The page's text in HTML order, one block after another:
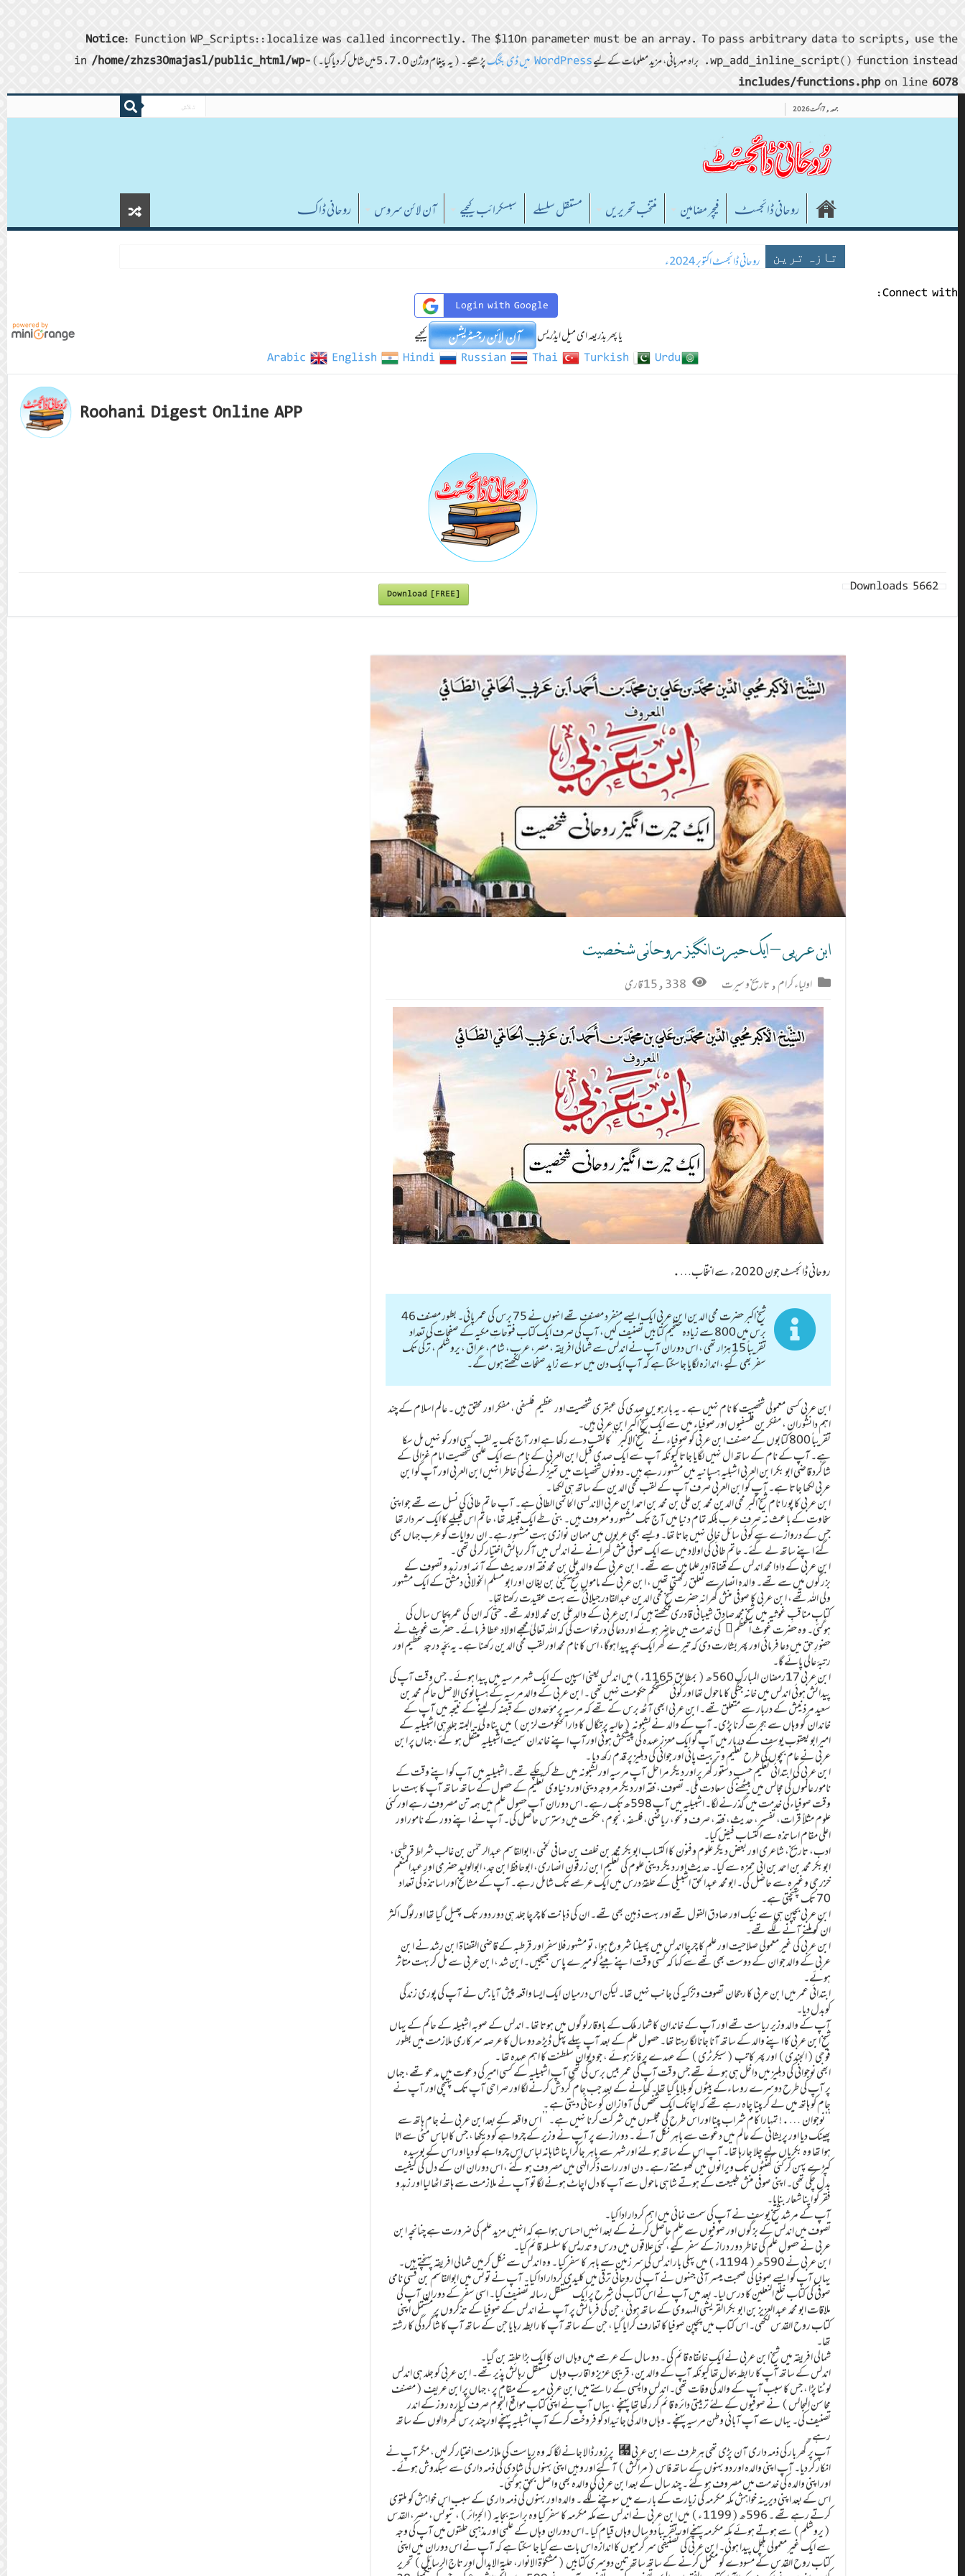
Notice: Function WP_Scripts::localize was called incorrectly. The $l10n parameter must be an array. To pass arbitrary data to scripts, use the
wp_add_inline_script() function instead. براہ مہربانی، مزید معلومات کے لیے
WordPress میں ڈی بگنگ پڑھیے۔ (یہ پیغام ورژن 5.7.0 میں شامل کر دیا گیا۔) in
/home/zhzs30majasl/public_html/wp-
includes/functions.phpon line 6078
جمعہ , 7 اگست 2026
روحانی ڈائجسٹـ فیچر مضامین منتخب تحریریں مستقل سلسلے سبسکرائب کیجیے آن لائن سروس روحانی ڈاکـ
تازہ ترین روحانی ڈائجسٹ اکتوبر 2024ء
روحانی ڈائجسٹ ستمبر 2024ء
Connect with:
Login with Google
یا پھر بذریعہ ای میل ایڈریس
کیجیے
Arabic
English Hindi Russian Thai Turkish Urdu
Roohani Digest Online APP
Download [FREE] 5662
Downloads
ابن عربی – ایک حیرت انگیز روحانی شخصیت
اولیاء کرام,تاریخ و سیرت 15,338 قاری
روحانی ڈائجسٹ جون 2020ء سے انتخاب….
شیخ اکبر حضرت محی الدین ابن عربی ایک ایسے منفرد مصنف تھے انہوں نے 75 برس کی عمر پائی۔ بطور مصنف 46
برس میں 800 سے زیادہ ضخیم کتابیں تصنیف کیں، آپ کی صرف ایک کتاب فتوحاتِ مکیہ کے صفحات کی تعداد
تقریباً 15 ہزار تھی ، اس دوران آپ نے اندلس سے شمالی افریقہ ، مصر، عرب، شام، عراق ، یروشلم ، ترکی تک
سفر بھی کیے، اندازہ لگایا جاسکتا ہے کہ آپ ایک دن میں سو سے زاید صفحات لکھتے ہوں گے۔
ابن عربی کسی معمولی شخصیت کا نام نہیں ہے ۔ یہ بارہویں صدی کی عبقری شخصیت اور عظیم فلسفی ، مفکر اور محقق ہیں ۔ عالم اسلام کے چند
اہم دانشوران، مفکرین فلسفیوں اور صوفیاء میں سے ایک شیخ ِاکبر ابن عربی ہیں۔
تقریباً 800 کتابوں کے مصنف ابن عربی کو صوفیاء نے ‘‘شیخ الاکبر ’’ کا لقب دے رکھا ہے اور آج تک یہ لقب کسی اور کو نہیں مل سکا
ہے۔ آپ کے نام کے ساتھ ال نہیں لگایا جاتا کیونکہ آپ سے ایک صدی قبل ابن العربی کے نام سے ایک علمی شخصیت امام غزالی کے
شاگرد قاضی ابو بکر ابن العربی اشبلیہ ہسپانیہ میں مشہور رہے ہیں۔ دونوں شخصیات میں تمیز کرنے کی خاطر انہیں ابن العربی اور آپ کو ابنِ
عربی لکھا جاتا ہے۔ آپ کو ابن العربی صرف آپ کے لقب محی الدین کے ساتھ ہی لکھا ۔
ابن عربی کا پورا نام شیخ اکبر محی الدین محمد بن علی بن محمد بن احمد ابن عربی الاندلسی الحاتمی الطائی ہے۔ آپ حاتم طائی کی نسل سے تھے جو اپنی
سخاوت کے باعث نہ صرف عرب بلکہ تمام دنیا میں آج تک مشہور و معروف ہیں۔ بنی طے ایک قبیلہ تھا، حاتم اس قبیلے کا ایک سردار تھا
جس کے دروازے سے کوئی سائل خالی نہیں جاتا تھا۔ ویسے بھی عربوں میں مہمان نوازی بہت مشہور ہے۔ ان روایات کو عرب جہاں بھی
گئے اپنے ساتھ لے گئے۔ حاتم طائی کی اولاد میں سے ایک صوفی منش گھرانے نے اندلس میں آکر رہائش اختیار کر لی تھی ۔
ابن عربی کے دادا محمد اندلس کے قضاۃ اور علما میں سے تھے۔ ابن عربی کے والد علی بن محمد فقہ اور حدیث کے آئمہ اور زہد و تصوف کے
بزرگوں میں سے تھے۔ والدہ انصار سے تعلق رکھتی تھیں ، ابن عربی کے ماموں شیخ یحییٰ بن یغان اور ابو مسلم الخولانی دمشق کے ایک مشہور
ولی اللہ تھے، ابن عربی کا صوفی منش گھرانہ حضرت شیخ محی الدین عبدالقادر جیلانی ؒ سے بہت عقیدت رکھتا تھا۔
کتابِِ مناقبِ غوثیہ میں شیخ محمد صادق شیبانی قادری لکھتے ہیں کہ ابن عربی کے والد علی بن محمد لاولد تھے۔ حتّٰی کہ ان کی عمر پچاس سال کی
ہوگئی۔ وہ حضرت غوث اعظم﷜ کی خدمت میں حاضر ہوئے اور دعا کی درخواست کی کہ اللہ تعالیٰ مجھے اولاد عطا فرمائے۔ حضرت غوث نے
حضورِ حق میں دعا فرمائی اور پھر بشارت دی کہ تیرے گھر ایک بچہ پیدا ہوگا، اس کا نام محمد اور لقب محی الدین رکھنا ہے۔ یہ بچّہ درجۂ عظیم اور
رتبۂ عالی پائے گا۔
ابن عربی 17رمضان المبارک 560ھ ( بمطابق 1165ء)میں اندلس یعنی اسپین کے ایک شہر مرسیہ میں پیدا ہوئے۔ جس وقت آپ کی
پیدائش ہوئی اندلس میں خانہ جنگی کا ماحول تھا اور کوئی مستحکم حکومت نہیں تھی ۔ ابن عربی کے والد مرسیہ کے ہسپانوی الاصل حاکم محمد بن
سعید مرذنیش کے دربار سے متعلق تھے۔ ابن عربی ابھی آٹھ برس کے تھے کہ مرسیہ پر مؤحدون کے قبضہ کرلینے کے نتیجہ میں آپ کے
خاندان کو وہاں سے ہجرت کرنا پڑی۔ آپ کے والد نے لشبونہ (حالیہ پرتگال کا دار الحکومت لزبن) میں پناہ لی۔ البتہ جلد ہی اشبیلیہ کے
امیرابو یعقوب یوسف کے دربار میں آپ کو ایک معزز عہدہ کی پیشکش ہوئی اورآپ اپنے خاندان سمیت اشبیلیہ منتقل ہو گئے ، جہاں پر ابن
عربی نے عام بچوں کی طرح تعلیم و تربیت پائی اور جوانی کی دہلیز پر قدم رکھ دیا ۔
ابن عربی کی ابتدائی تعلیم حسب دستور گھر پر اور دیگر مراحل آپ مرسیہ اور لشبونہ میں طے کر چکے تھے۔ اشبیلیہ میں آپ کو اپنے وقت کے
نامور عالموں کی مجالس میں بیٹھنے کی سعادت ملی۔ تصوف، فقہ اور دیگر مروجہ دینی اور دنیاوی تعلیم کے حصول کے ساتھ ساتھ آپ کا بہت سا
وقت صوفیاءکی خدمت میں گذرنے لگا۔ اشبیلیہ میں آپ 598ھ تک رہے۔ اس دوران آپ حصول علم میں ہمہ تن مصروف رہے اور کئی
علوم مثلاً قرات، تفسیر، حدیث، فقہ، صرف و نحو، ریاضی، فلسفہ، نجوم، حکمت میں دسترس حاصل کی۔ آپ نے اپنے دور کے نامور اور
اعلی مقام اساتذہ سے اکتساب فیض کیا۔
ادب، تاریخ، شاعری اور بعض دیگر علوم وفنون کا اکتساب ابوبکر محمد بن خلف بن صافی لخمی، ابوالقاسم عبدالرحمٰن بن غالب شراط قرطبی،
ابوبکر محمد بن احمد بن ابی حمزہ سے کیا۔ حدیث اور دیگر دینی علوم کی تعلیم ابن زرقون انصاری، ابوحافظ ابن جد، ابوالولید حضرمی اور عبدالمنعم
خزرجی وغیرہ سے حاصل کی۔ ابومحمد عبدالحق اشبیلی کے حلقۂ درس میں ایک عرصے تک شامل رہے۔ آپ کے مشائخ اور اساتذہ کی تعداد
70 تک پہنچتی ہے۔
ابن عربی بچپن ہی سے نیک اور صادق القول تھے اور بہت ذہین بھی تھے۔ ان کی ذہانت کا چرچا جلد ہی دور دور تک پھیل گیا تھا اور لوگ اکثر
ان کو ملنے آنے لگے تھے۔
ابن عربی کی غیر معمولی صلاحیت اور علم کا چرچا اندلس میں پھیلنا شروع ہوا، تو مشہور فلاسفر اور قرطبہ کے قاضی القضاۃ ابن رشد نے ابن
عربی کے والد جو ان کے دوست بھی تھےسے کہا کہ کسی وقت اپنے بیٹے کو میرے پاس بھیجیں۔ ابن شد ، ابن عربی سے مل کر بہت متاثر
ہوئے۔
ابتدائی عمر میں ابن عربی کا رجحان تصوف وتزکیہ کی جانب نہیں تھا۔ لیکن اس درمیان ایک ایسا واقعہ پیش آیا جس نے آپ کی پوری زندگی
کوبدل دیا۔
آپ کے والد وزیر ریاست تھے اور آپ کے خاندان کا شمار ملک کے باوقار لوگوں میں ہوتا تھا ۔ اندلس کے صوبہ اشبیلہ کے حاکم کے یہاں
شیخ ابن عربی کا اپنے والد کے ساتھ آنا جانا لگا رہتا تھا۔ حصول علم کے بعد آپ پہلے پہل ڈیڑھ دو سال کا عرصہ سرکاری ملازمت میں بطور
فوجی (الجندی) اور پھر کاتب (سیکرٹری) کے عہدے پر فائز ہوئے ، جو دیوان سلطنت کا اہم عہدہ تھا ۔
ابھی نوجوانی کی دہلیز میں داخل ہی ہوئے تھے جس وقت آپ کی عمر بیس برس کی تھی آپ اشبیلیہ کے کسی امیر کی دعوت میں مدعو تھے، جہاں
پر آپ کی طرح دوسرے روساءکے بیٹوں کو بلایا گیا تھا۔ کھانے کے بعد جب جام گردش کرنے لگا اور صراحی آپ تک پہنچی اور آپ نے
جام کو ہاتھ میں لے کر پینا چاہ رہے تھے کہ اچانک ایک شخص کی آواز ان کو سنائی دیتی ہے ۔
‘‘نوجوان ….! تمہارا کام شراب پینا اور اس طرح کی مجلسوں میں شرکت کرنا نہیں ہے۔ ’’ اس واقعہ کے بعد ابن عربی نے جام ہاتھ سے
پھینک دیا اور پریشانی کے عالم میں دعوت سے باہر نکل آئے ۔ دورازے پر آپ نے وزیر کے چرواہے کو دیکھا ، جس کا لباس مٹی سے اٹا
ہوا تھا وہ بکریاں لیے چلا جارہا تھا۔ آپ اس کے ساتھ ہو لئے اور شہر سے باہر جاکر اپنا شاہانہ لباس اس چرواہے کو دیا اور اس کے بوسیدہ
کپڑے پہن کر کئی گھنٹوں تک ویرانوں میں گھومتے رہے۔ دن اور رات ذکر الہٰی میں مصروف ہو گئے ، اس دوران ان کے دل کی کیفیت
بدل چکی تھی۔ اپنی صوفی منش طبیعت کے ہوتے شاہی ماحول سے آپ کا دل اچاٹ ہونے لگا تو آپ نے ملازمت سے ہاتھ اٹھا لیا اور زہد و
فقر کو اپناشعار بنایا۔
آپ کے مرشد شیخ یوسف نے آپ کی سمت نمائی میں اہم کردار ادا کیا۔
تصوف میں اندلس کے بزگوں اور صوفیوں سے علم حاصل کرنے کے بعد انہیں احساس ہواہے کہ انہیں مزید علم کی ضرورت ہے چنانچہ ابن
عربی نے حصولِ علم کی خاطر دور دراز کے سفر کیے، کئی علاقوں میں درس و تدریس کا سلسلہ قائم کیا۔
ابن عربی نے 590ھ ( 1194ء)میں پہلی بار اندلس کی سر زمین سے باہر کا سفر کیا ۔ وہ اندلس سے نکل کرمیں شمالی افریقہ پہنچتے ہیں۔
یہاں آپ کو ایسے صوفیا کی صحبت میسر آئی جنہوں نے آپ کی روحانی ترقی میں کلیدی کردار ادا کیا۔ آپ نے تونس میں ابوالقاسم بن قسی نامی
صوفی کی کتاب خلع النعلین کا درس لیا۔ بعد میں آپ نے اس کتاب کی شرح پر ایک مستقل رسالہ تصنیف کیا۔ اسی سفر کے دوران آپ کی
ملاقات ابو محمد عبد العزیز بن ابو بکر القریشی المہدوی کے ساتھ ہوئی ، جن کی فرمائش پر آپ نے اندلس کے صوفیا کے تذکروں پر مشتمل اپنی
کتاب روح القدس لکھی۔ اس کتاب میں پچپن صوفیا کا تعارف کرایا گیا ، جن کے ساتھ آپ کا رابطہ رہا یا جن کے ساتھ آپ کا شاگردگی کا رشتہ
تھا۔
شمالی افریقہ میں شیخ ابن عربی نے ایک خانقاہ قائم کی ۔ دو سال کے عرصے میں وہاں ان کا ایک بڑا حلقہ بن گیا۔
اندلس کے ساتھ آپ کا رابطہ بحال تھا کیونکہ آپ کے والدین، قریبی عزیز و اقارب وہاں مستقل رہائش پذیر تھے۔ ابن عربی کو جلد ہی اندلس
لوٹنا پڑا ، جس کا سبب آپ کے والد کی وفات تھی۔ اندلس واپسی کے راستے میں ابن عربی مریہ کے مقام پر ، جہاں پر ابن عریف (مصنف
محاسن المجالس) نے صوفیوں کے لئے تربیتی دائرہ قائم کر رکھا تھا پہنچے ، یہاں آپ نے اپنی کتاب مواقع النجوم صرف گیارہ روز کے اندر
تصنیف کی۔ یہاں سے آپ آبائی وطن مرسیہ پہنچے ۔ وہاں والد کی جائیداد کو فروخت کرکے آپ اشبلیہ پہنچے اور چند برس گھروالوں کے ساتھ
رہے۔
آپ پر گھر بار کی ذمہ داری آن پڑی تھی ہرطرف سے ابن عربی￧ پر زور ڈالا جانے لگا کہ وہ ریاست کی ملازمت اختیار کر لیں، مگر آپ نے
انکار کر دیا۔ آپ اپنی والدہ اور دو بہنوں کے ساتھ فاس (مراکش ) آگئے اور وہیں اپنی بہنوں کی شادی کی ذمہ داری سے سبکدوش ہوئے۔
اور اپنی والدہ کی خدمت میں مصروف ہوگئے ۔ چند سال کے بعد ابن عربی کی والدہ بھی واصل بحق ہوگئی۔
اس کے بعد اپنی دیرینہ خواہش مکہ مکرمہ کی زیارت کے بارے میں سوچنے لگے ۔ والدہ اور بہنوں کی ذمہ داری کے سبب اس خواہش کو ملتوی
کرتے رہے تھے ۔ 596ھ (1199 ء) میں ابن عربی نے اندلس سےمکہ مکرمہ کا سفر کیا وہ براستہ بجایہ(الجزائر)، تیونس، مصر، القدس
(یروشلم) سے ہوتے ہوئے مکہ مکرمہ پہنچے اور تقریباً دو سال وہاں قیام کیا ۔اس دوران وہاں کے علمی اور مذہبی حلقوں میں آپ کی وجہ
سے ایک غیر معمولی ہلچل پیدا ہوئی۔ ابن عربی کی تصنیفی سرگرمیوں کا اندازہ اس بات سے کیا جا سکتا ہے کہ آپ نے اس دوران میں اپنی
کتاب روح القدس کے مسودے کو مکمل کرنے کے ساتھ ساتھ تین دوسری کتابیں ( مشکوٰۃ الانوار، حلیۃ الابدال اور تاج الرسائل) تحریر